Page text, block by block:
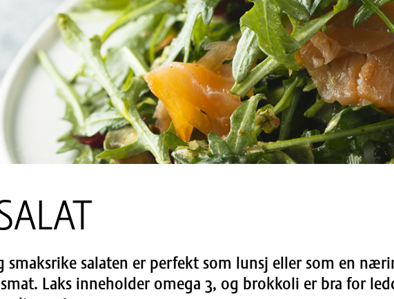
smaksrike salaten er perfekt som lunsj eller som en
Laks inneholder omega 3, og brokkoli er bra for